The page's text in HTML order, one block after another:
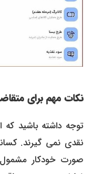
نکات مهم برای
توجه داشته باشید که
نقدی نمی گیرند.
صورت خودکار مشمول